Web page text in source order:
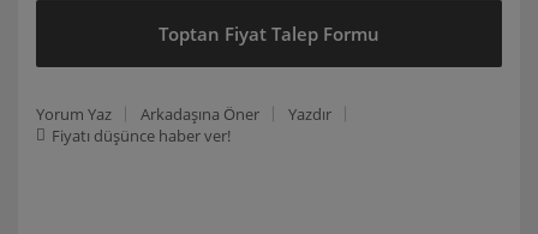
Toptan Fiyat Talep Formu
Yorum Yaz Arkadaşına Öner
Yazdır
Fiyatı düşünce haber ver!